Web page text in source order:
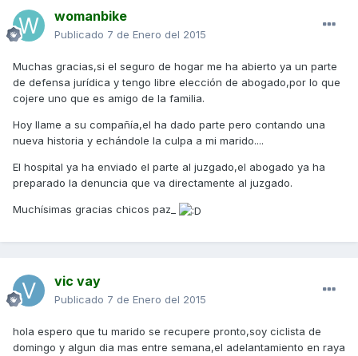
womanbike
Publicado 7 de Enero del 2015
Muchas gracias,si el seguro de hogar me ha abierto ya un parte
de defensa jurídica y tengo libre elección de abogado,por lo que
cojere uno que es amigo de la familia.
Hoy llame a su compañía,el ha dado parte pero contando una
nueva historia y echándole la culpa a mi marido....
El hospital ya ha enviado el parte al juzgado,el abogado ya ha
preparado la denuncia que va directamente al juzgado.
Muchísimas gracias chicos paz_
vic vay
Publicado 7 de Enero del 2015
hola espero que tu marido se recupere pronto,soy ciclista de
domingo y algun dia mas entre semana,el adelantamiento en raya